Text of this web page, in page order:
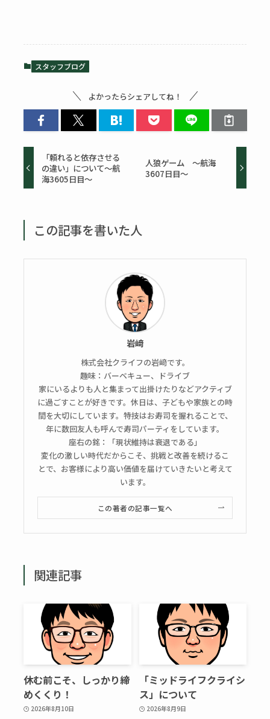
スタッフブログ
よかったらシェアしてね！
「頼れると依存させる
の違い」について～航
海3605日目～
人狼ゲーム ～航海
3607日目～
この記事を書いた人
岩﨑
株式会社クライフの岩﨑です。
趣味：バーベキュー、ドライブ
家にいるよりも人と集まって出掛けたりなどアクティブ
に過ごすことが好きです。休日は、子どもや家族との時
間を大切にしています。特技はお寿司を握れることで、
年に数回友人も呼んで寿司パーティをしています。
座右の銘：「現状維持は衰退である」
変化の激しい時代だからこそ、挑戦と改善を続けるこ
とで、お客様により高い価値を届けていきたいと考えて
います。
この著者の記事一覧へ
関連記事
休む前こそ、しっかり締
めくくり！
2026年8月10日
「ミッドライフクライシ
ス」について
2026年8月9日